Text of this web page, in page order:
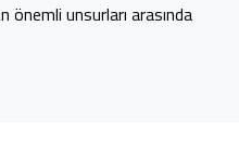
unsurları arasında